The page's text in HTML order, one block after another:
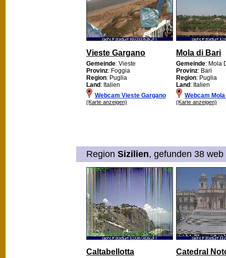
Vieste Gargano
Gemeinde: Vieste
Provinz: Foggia
Region: Puglia
Land: Italien
Webcam Vieste Gargano
(Karte anzeigen)
Mola di Bari
Gemeinde: Mola
Provinz: Bari
Region: Puglia
Land: Italien
Webcam
(Karte anzeigen)
Region Sizilien, gefunden 38
Caltabellotta Catedral